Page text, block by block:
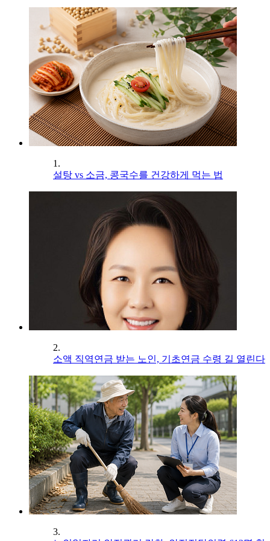
1.
설탕 vs 소금, 콩국수를 건강하게 먹는 법
2.
소액 직역연금 받는 노인, 기초연금 수령 길 열린다
3.